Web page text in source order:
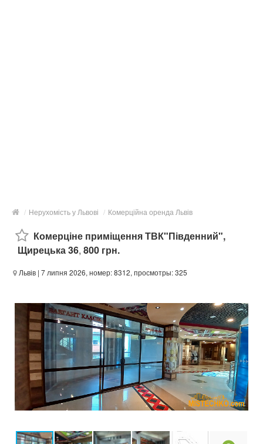
/ Нерухомість у Львові / Комерційна оренда Львів
Комерціне приміщення ТВК"Південний",
Щирецька 36, 800 грн.
Львів | 7 липня 2026, номер: 8312, просмотры: 325